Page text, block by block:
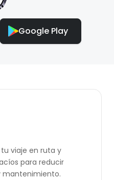
Google Play
viaje en ruta y
para reducir
mantenimiento.